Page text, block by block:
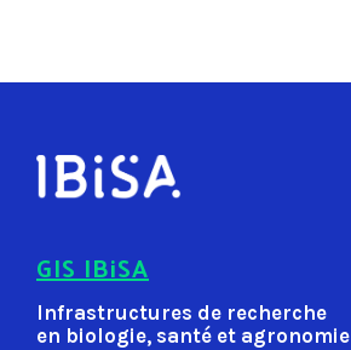
GIS IBiSA
Infrastructures de recherche
en biologie, santé et agronomie